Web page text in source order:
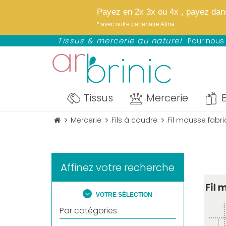
✨ Bientôt :
Payez en 2x 3x ou 4x , payez
* avec notre partenaire Alma
NOUVEAU : avez Paypal
*selon éligibilité définie par Paypal
Tissus & mercerie au naturel Pour
Tissus Mercerie
Mercerie Fils à coudre Fil mousse
Affinez votre recherche
VOTRE SÉLECTION
Par catégories